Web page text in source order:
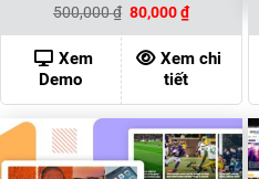
500,000₫ Giá
gốc
là:
500,000 ₫.
80,000₫Giá
hiện
tại
là:
80,000 ₫.
Xem
Demo
Xem chi
tiết